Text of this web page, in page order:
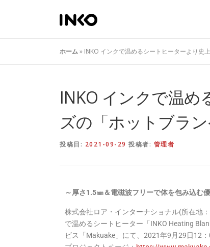
ホーム» INKO インクで温めるシートヒーターより史
INKO インクで温め
ズの「ホットブラ
投稿日: 2021-09-29 投稿者: 管理者
～厚さ1.5㎜＆電磁波フリーで体を包み込む
株式会社ロア・インターナショナル(所在地
で温めるシートヒーター「INKO Heating
ビス「Makuake」にて、2021年9月29日12